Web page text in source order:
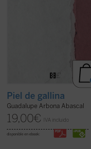
íntimo de la autora en sus reflexiones
(ver ficha)
Piel de gallina
Guadalupe Arbona Abascal
19,00€ IVA incluido
disponible en ebook: